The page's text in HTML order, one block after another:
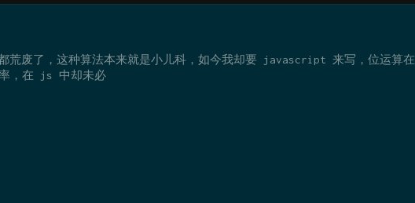
荒废了，这种算法本来就是小儿科，如今我却要 javascript 来写，位运算在
，在 js 中却未必